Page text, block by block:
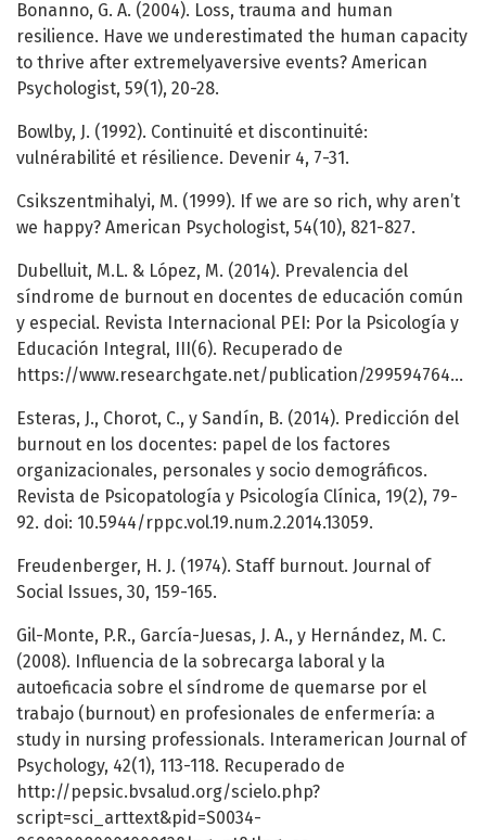
Bonanno, G. A. (2004). Loss, trauma and human
resilience. Have we underestimated the human capacity
to thrive after extremelyaversive events? American
Psychologist, 59(1), 20-28.
Bowlby, J. (1992). Continuité et discontinuité:
vulnérabilité et résilience. Devenir 4, 7-31.
Csikszentmihalyi, M. (1999). If we are so rich, why aren’t
we happy? American Psychologist, 54(10), 821-827.
Dubelluit, M.L. & López, M. (2014). Prevalencia del
síndrome de burnout en docentes de educación común
y especial. Revista Internacional PEI: Por la Psicología y
Educación Integral, III(6). Recuperado de
https://www.researchgate.net/publication/299594764_REVISTA_INTERNACIONAL_PEI_NO_6_2014
Esteras, J., Chorot, C., y Sandín, B. (2014). Predicción del
burnout en los docentes: papel de los factores
organizacionales, personales y socio demográficos.
Revista de Psicopatología y Psicología Clínica, 19(2), 79-
92. doi: 10.5944/rppc.vol.19.num.2.2014.13059.
Freudenberger, H. J. (1974). Staff burnout. Journal of
Social Issues, 30, 159-165.
Gil-Monte, P.R., García-Juesas, J. A., y Hernández, M. C.
(2008). Influencia de la sobrecarga laboral y la
autoeficacia sobre el síndrome de quemarse por el
trabajo (burnout) en profesionales de enfermería: a
study in nursing professionals. Interamerican Journal of
Psychology, 42(1), 113-118. Recuperado de
http://pepsic.bvsalud.org/scielo.php?
script=sci_arttext&pid=S0034-